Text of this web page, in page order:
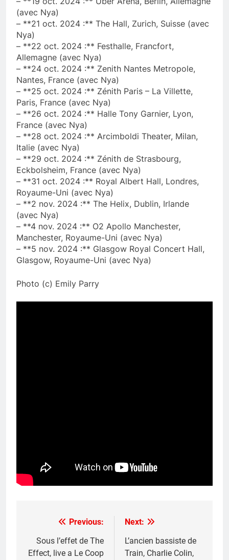
(avec Nya)
– **21 oct. 2024 :** The Hall, Zurich, Suisse (avec
Nya)
– **22 oct. 2024 :** Festhalle, Francfort,
Allemagne (avec Nya)
– **24 oct. 2024 :** Zenith Nantes Metropole,
Nantes, France (avec Nya)
– **25 oct. 2024 :** Zénith Paris – La Villette,
Paris, France (avec Nya)
– **26 oct. 2024 :** Halle Tony Garnier, Lyon,
France (avec Nya)
– **28 oct. 2024 :** Arcimboldi Theater, Milan,
Italie (avec Nya)
– **29 oct. 2024 :** Zénith de Strasbourg,
Eckbolsheim, France (avec Nya)
– **31 oct. 2024 :** Royal Albert Hall, Londres,
Royaume-Uni (avec Nya)
– **2 nov. 2024 :** The Helix, Dublin, Irlande
(avec Nya)
– **4 nov. 2024 :** O2 Apollo Manchester,
Manchester, Royaume-Uni (avec Nya)
– **5 nov. 2024 :** Glasgow Royal Concert Hall,
Glasgow, Royaume-Uni (avec Nya)
Photo (c) Emily Parry
navigation
Previous:
Sous l’effet de The
Effect, live a Le Coop
Next:
L’ancien bassiste de
Train, Charlie Colin,